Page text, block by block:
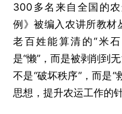
300多名来自全国的
例》被编入农讲所教材
老百姓能算清的“米
是“懒”，而是被剥削到
不是“破坏秩序”，而是
思想，提升农运工作的